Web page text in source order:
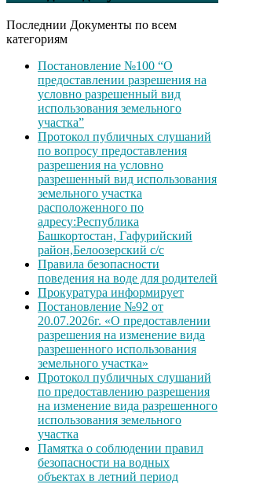
Последнии Документы по всем
категориям
Постановление №100 “О
предоставлении разрешения на
условно разрешенный вид
использования земельного
участка”
Протокол публичных слушаний
по вопросу предоставления
разрешения на условно
разрешенный вид использования
земельного участка
расположенного по
адресу:Республика
Башкортостан, Гафурийский
район,Белоозерский с/с
Правила безопасности
поведения на воде для родителей
Прокуратура информирует
Постановление №92 от
20.07.2026г. «О предоставлении
разрешения на изменение вида
разрешенного использования
земельного участка»
Протокол публичных слушаний
по предоставлению разрешения
на изменение вида разрешенного
использования земельного
участка
Памятка о соблюдении правил
безопасности на водных
объектах в летний период